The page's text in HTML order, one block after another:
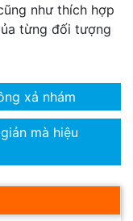
như thích hợp
từng đối tượng
xả nhám
mà hiệu